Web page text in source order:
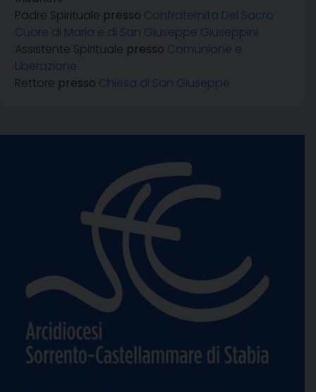
Padre Spirituale presso Confraternita Del Sacro
Cuore di Maria e di San Giuseppe Giuseppini
Assistente Spirituale presso Comunione e
Liberazione
Rettore presso Chiesa di San Giuseppe